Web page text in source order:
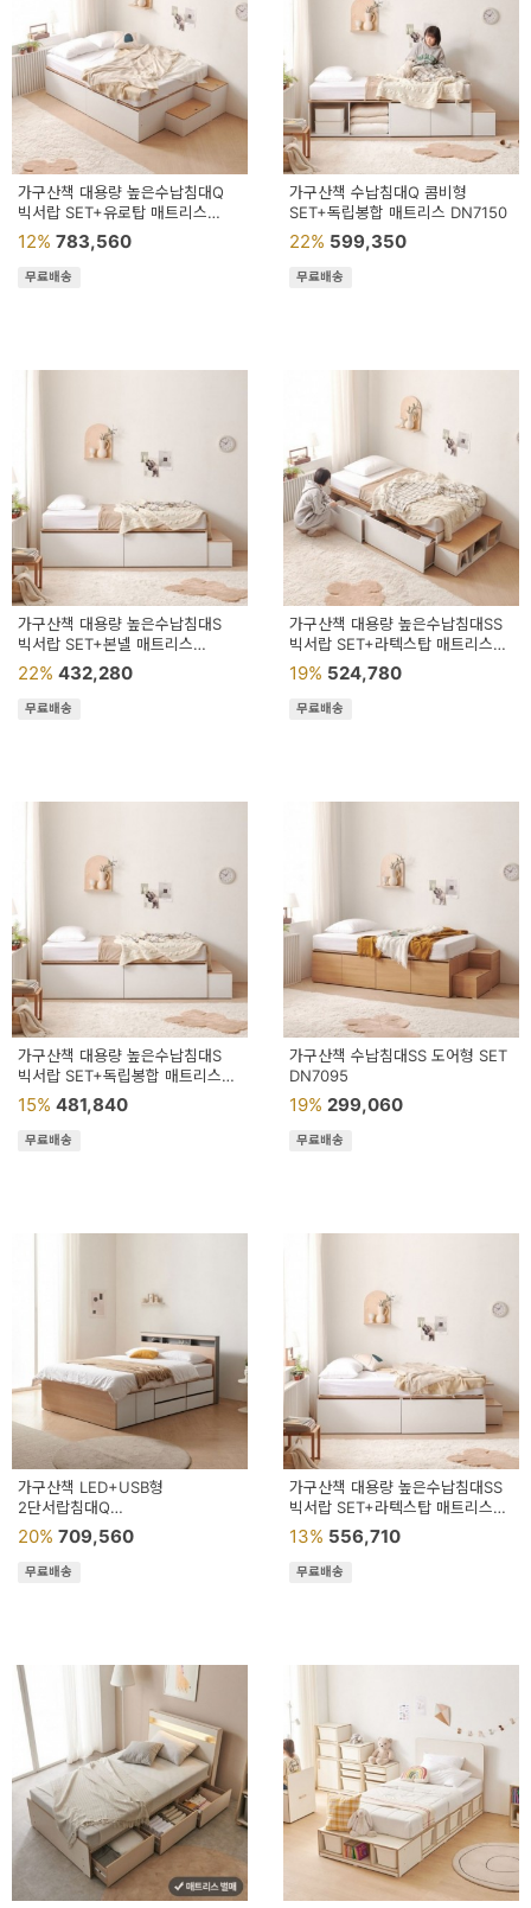
가구산책 대용량 높은수납침대Q
빅서랍 SET+유로탑 매트리스
DN7044
12% 783,560
무료배송
가구산책 수납침대Q 콤비형
SET+독립봉합 매트리스 DN7150
22% 599,350
무료배송
가구산책 대용량 높은수납침대S
빅서랍 SET+본넬 매트리스
DN7112
22% 432,280
무료배송
가구산책 대용량 높은수납침대SS
빅서랍 SET+라텍스탑 매트리스
DN7011
19% 524,780
무료배송
가구산책 대용량 높은수납침대S
빅서랍 SET+독립봉합 매트리스
DN7111
15% 481,840
무료배송
가구산책 수납침대SS 도어형 SET
DN7095
19% 299,060
무료배송
가구산책 LED+USB형
2단서랍침대Q
(도어우측1+서랍2)+독립봉합
매트리스 DN7832
20% 709,560
무료배송
가구산책 대용량 높은수납침대SS
빅서랍 SET+라텍스탑 매트리스
DN7050
13% 556,710
무료배송